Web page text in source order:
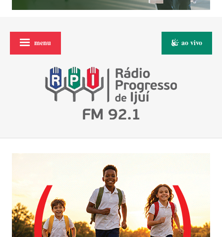
menu ao vivo